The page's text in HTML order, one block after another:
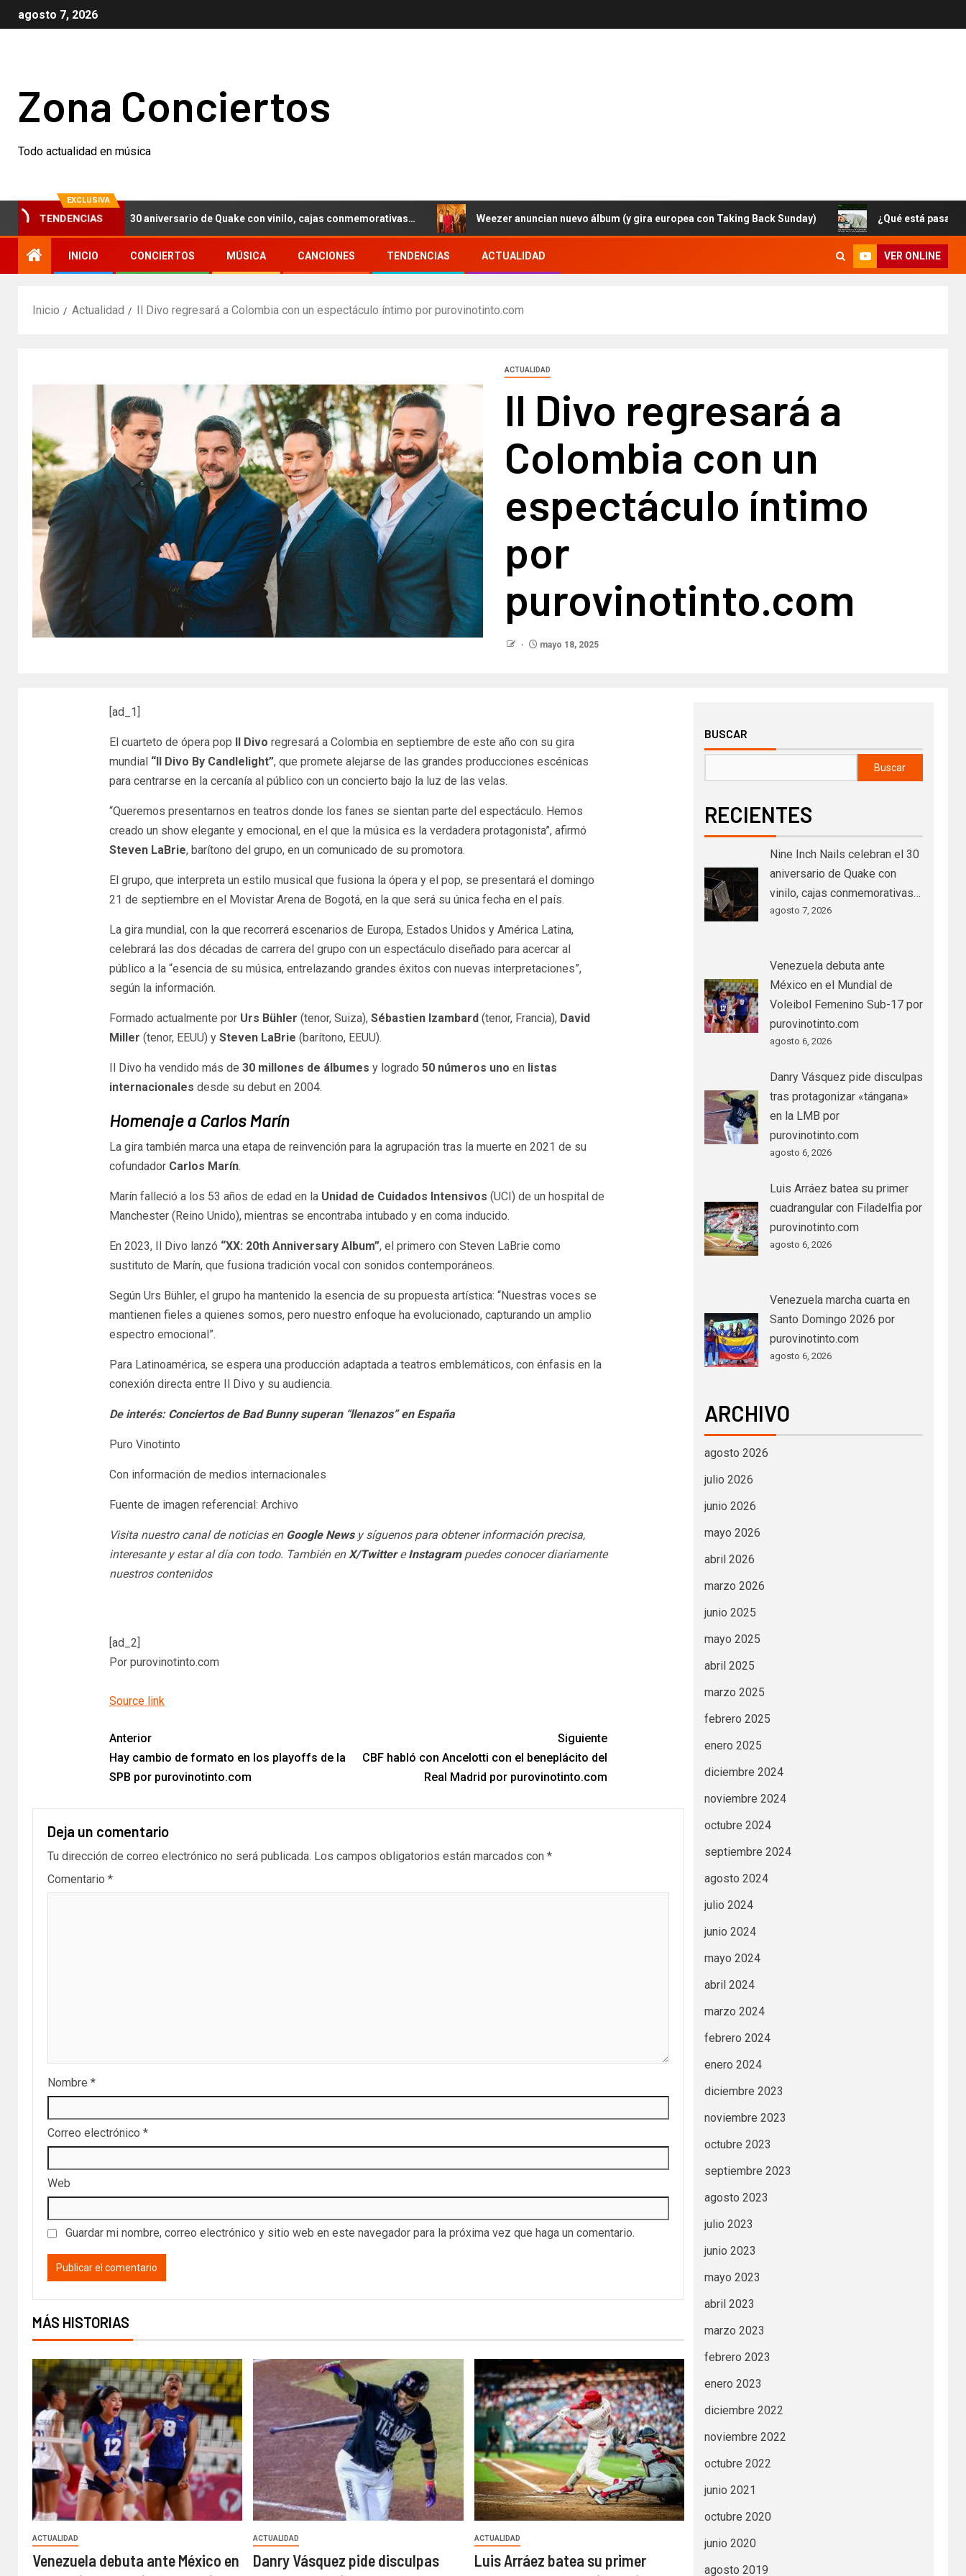
agosto 7, 2026
Zona Conciertos
Todo actualidad en música
EXCLUSIVA
TENDENCIAS
Nails celebran el 30 aniversario de Quake con vinilo, cajas conmemorativas… Weezer anuncian nuevo álbum (y gira europea con Taking Back Sunday) ¿Qué está pasando con
INICIO CONCIERTOS MÚSICA CANCIONES TENDENCIAS ACTUALIDAD VER ONLINE
Inicio Actualidad Il Divo regresará a Colombia con un espectáculo íntimo por purovinotinto.com
ACTUALIDAD
Il Divo regresará a
Colombia con un
espectáculo íntimo
por
purovinotinto.com
mayo 18, 2025
[ad_1]
El cuarteto de ópera pop Il Divo regresará a Colombia en septiembre de este año con su gira
mundial “Il Divo By Candlelight”, que promete alejarse de las grandes producciones escénicas
para centrarse en la cercanía al público con un concierto bajo la luz de las velas.
“Queremos presentarnos en teatros donde los fanes se sientan parte del espectáculo. Hemos
creado un show elegante y emocional, en el que la música es la verdadera protagonista”, afirmó
Steven LaBrie, barítono del grupo, en un comunicado de su promotora.
El grupo, que interpreta un estilo musical que fusiona la ópera y el pop, se presentará el domingo
21 de septiembre en el Movistar Arena de Bogotá, en la que será su única fecha en el país.
La gira mundial, con la que recorrerá escenarios de Europa, Estados Unidos y América Latina,
celebrará las dos décadas de carrera del grupo con un espectáculo diseñado para acercar al
público a la “esencia de su música, entrelazando grandes éxitos con nuevas interpretaciones”,
según la información.
Formado actualmente porUrs Bühler (tenor, Suiza), Sébastien Izambard (tenor, Francia), David
Miller (tenor, EEUU) y Steven LaBrie (barítono, EEUU).
Il Divo ha vendido más de 30 millones de álbumes y logrado 50 números uno en listas
internacionales desde su debut en 2004.
Homenaje a Carlos Marín
La gira también marca una etapa de reinvención para la agrupación tras la muerte en 2021 de su
cofundador Carlos Marín.
Marín falleció a los 53 años de edad en laUnidad de Cuidados Intensivos (UCI) de un hospital de
Manchester (Reino Unido), mientras se encontraba intubado y en coma inducido.
En 2023, Il Divo lanzó “XX: 20th Anniversary Album”, el primero con Steven LaBrie como
sustituto de Marín, que fusiona tradición vocal con sonidos contemporáneos.
Según Urs Bühler, el grupo ha mantenido la esencia de su propuesta artística: “Nuestras voces se
mantienen fieles a quienes somos, pero nuestro enfoque ha evolucionado, capturando un amplio
espectro emocional”.
Para Latinoamérica, se espera una producción adaptada a teatros emblemáticos, con énfasis en la
conexión directa entre Il Divo y su audiencia.
De interés: Conciertos de Bad Bunny superan “llenazos” en España
Puro Vinotinto
Con información de medios internacionales
Fuente de imagen referencial: Archivo
Visita nuestro canal de noticias en Google Newsy síguenos para obtener información precisa,
interesante y estar al día con todo. También enX/TwittereInstagrampuedes conocer diariamente
nuestros contenidos
[ad_2]
Por purovinotinto.com
Source link
Anterior
Hay cambio de formato en los playoffs de la
SPB por purovinotinto.com
Siguiente
CBF habló con Ancelotti con el beneplácito del
Real Madrid por purovinotinto.com
Deja un comentario
Tu dirección de correo electrónico no será publicada. Los campos obligatorios están marcados con *
Comentario *
Nombre *
Correo electrónico *
Web
Guardar mi nombre, correo electrónico y sitio web en este navegador para la próxima vez que haga un comentario.
MÁS HISTORIAS
ACTUALIDAD
Venezuela debuta ante México en
ACTUALIDAD
Danry Vásquez pide disculpas
ACTUALIDAD
Luis Arráez batea su primer
BUSCAR
Buscar
RECIENTES
Nine Inch Nails celebran el 30
aniversario de Quake con
vinilo, cajas conmemorativas…
agosto 7, 2026
Venezuela debuta ante
México en el Mundial de
Voleibol Femenino Sub-17 por
purovinotinto.com
agosto 6, 2026
Danry Vásquez pide disculpas
tras protagonizar «tángana»
en la LMB por
purovinotinto.com
agosto 6, 2026
Luis Arráez batea su primer
cuadrangular con Filadelfia por
purovinotinto.com
agosto 6, 2026
Venezuela marcha cuarta en
Santo Domingo 2026 por
purovinotinto.com
agosto 6, 2026
ARCHIVO
agosto 2026
julio 2026
junio 2026
mayo 2026
abril 2026
marzo 2026
junio 2025
mayo 2025
abril 2025
marzo 2025
febrero 2025
enero 2025
diciembre 2024
noviembre 2024
octubre 2024
septiembre 2024
agosto 2024
julio 2024
junio 2024
mayo 2024
abril 2024
marzo 2024
febrero 2024
enero 2024
diciembre 2023
noviembre 2023
octubre 2023
septiembre 2023
agosto 2023
julio 2023
junio 2023
mayo 2023
abril 2023
marzo 2023
febrero 2023
enero 2023
diciembre 2022
noviembre 2022
octubre 2022
junio 2021
octubre 2020
junio 2020
agosto 2019